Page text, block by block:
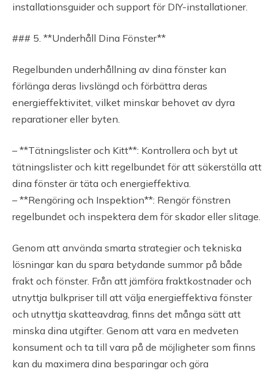
installationsguider och support för DIY-installationer.
### 5. **Underhåll Dina Fönster**
Regelbunden underhållning av dina fönster kan
förlänga deras livslängd och förbättra deras
energieffektivitet, vilket minskar behovet av dyra
reparationer eller byten.
– **Tätningslister och Kitt**: Kontrollera och byt ut
tätningslister och kitt regelbundet för att säkerställa att
dina fönster är täta och energieffektiva.
– **Rengöring och Inspektion**: Rengör fönstren
regelbundet och inspektera dem för skador eller slitage.
Genom att använda smarta strategier och tekniska
lösningar kan du spara betydande summor på både
frakt och fönster. Från att jämföra fraktkostnader och
utnyttja bulkpriser till att välja energieffektiva fönster
och utnyttja skatteavdrag, finns det många sätt att
minska dina utgifter. Genom att vara en medveten
konsument och ta till vara på de möjligheter som finns
kan du maximera dina besparingar och göra